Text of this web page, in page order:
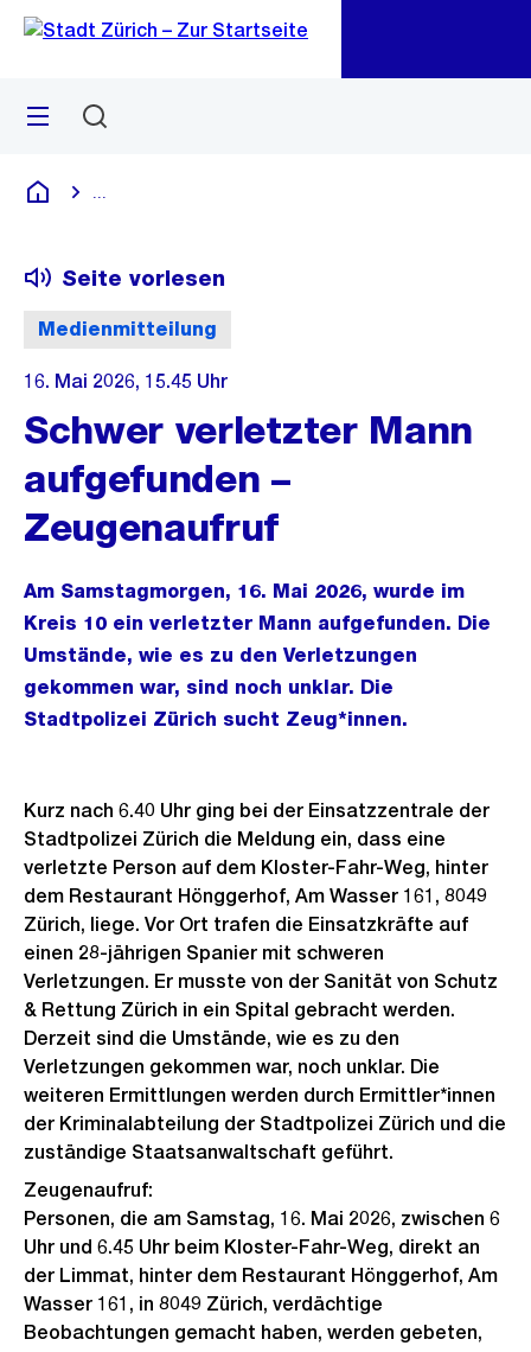
Navigation
Sprunglink
Menü
Deutsch
Medienmitteilung
Seite vorlesen
16. Mai 2026, 15.45 Uhr
Schwer verletzter Mann
aufgefunden –
Zeugenaufruf
Am Samstagmorgen, 16. Mai 2026, wurde im
Kreis 10 ein verletzter Mann aufgefunden. Die
Umstände, wie es zu den Verletzungen
gekommen war, sind noch unklar. Die
Stadtpolizei Zürich sucht Zeug*innen.
Kurz nach 6.40 Uhr ging bei der Einsatzzentrale der
Stadtpolizei Zürich die Meldung ein, dass eine
verletzte Person auf dem Kloster-Fahr-Weg, hinter
dem Restaurant Hönggerhof, Am Wasser 161, 8049
Zürich, liege. Vor Ort trafen die Einsatzkräfte auf
einen 28-jährigen Spanier mit schweren
Verletzungen. Er musste von der Sanität von Schutz
& Rettung Zürich in ein Spital gebracht werden.
Derzeit sind die Umstände, wie es zu den
Verletzungen gekommen war, noch unklar. Die
weiteren Ermittlungen werden durch Ermittler*innen
der Kriminalabteilung der Stadtpolizei Zürich und die
zuständige Staatsanwaltschaft geführt.
Zeugenaufruf:
Personen, die am Samstag, 16. Mai 2026, zwischen 6
Uhr und 6.45 Uhr beim Kloster-Fahr-Weg, direkt an
der Limmat, hinter dem Restaurant Hönggerhof, Am
Wasser 161, in 8049 Zürich, verdächtige
Beobachtungen gemacht haben, werden gebeten,